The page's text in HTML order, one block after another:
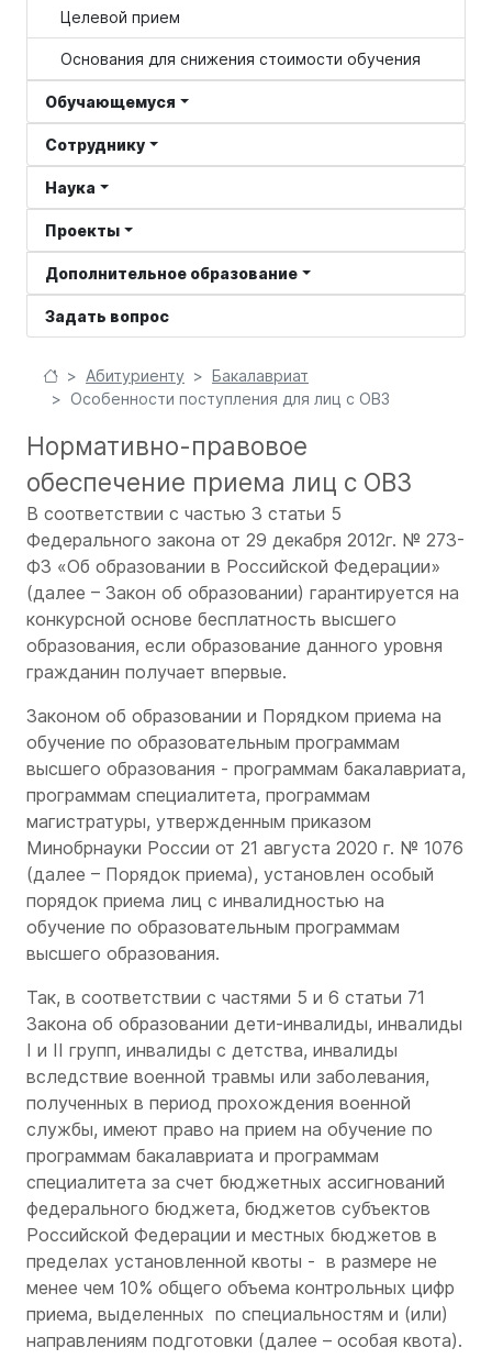
Целевой прием
Основания для снижения стоимости обучения
Обучающемуся
Сотруднику
Наука
Проекты
Дополнительное образование
Задать вопрос
Абитуриенту
Бакалавриат
Особенности поступления для лиц с ОВЗ
Нормативно-правовое
обеспечение приема лиц с ОВЗ
В соответствии с частью 3 статьи 5
Федерального закона от 29 декабря 2012г. № 273-
ФЗ «Об образовании в Российской Федерации»
(далее – Закон об образовании) гарантируется на
конкурсной основе бесплатность высшего
образования, если образование данного уровня
гражданин получает впервые.
Законом об образовании и Порядком приема на
обучение по образовательным программам
высшего образования - программам бакалавриата,
программам специалитета, программам
магистратуры, утвержденным приказом
Минобрнауки России от 21 августа 2020 г. № 1076
(далее – Порядок приема), установлен особый
порядок приема лиц с инвалидностью на
обучение по образовательным программам
высшего образования.
Так, в соответствии с частями 5 и 6 статьи 71
Закона об образовании дети-инвалиды, инвалиды
I и II групп, инвалиды с детства, инвалиды
вследствие военной травмы или заболевания,
полученных в период прохождения военной
службы, имеют право на прием на обучение по
программам бакалавриата и программам
специалитета за счет бюджетных ассигнований
федерального бюджета, бюджетов субъектов
Российской Федерации и местных бюджетов в
пределах установленной квоты - в размере не
менее чем 10% общего объема контрольных цифр
приема, выделенных по специальностям и (или)
направлениям подготовки (далее – особая квота).